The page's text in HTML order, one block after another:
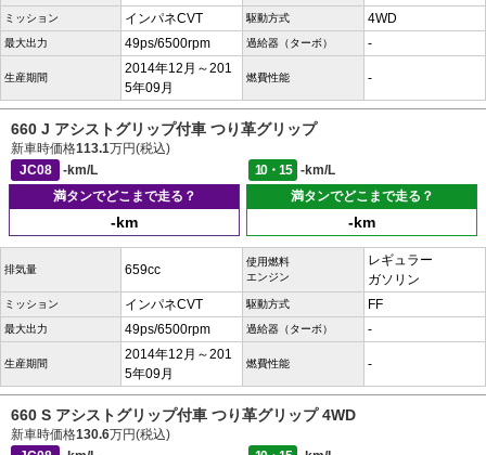
ミッション インパネCVT 駆動方式 4WD
最大出力 49ps/6500rpm 過給器（ターボ） -
生産期間
2014年12月～201
5年09月
燃費性能 -
660 J アシストグリップ付車 つり革グリップ
新車時価格113.1万円(税込)
JC08
-km/L 10・15
-km/L
満タンでどこまで走る？
-km
満タンでどこまで走る？
-km
排気量 659cc
使用燃料
エンジン
レギュラー
ガソリン
ミッション インパネCVT 駆動方式 FF
最大出力 49ps/6500rpm 過給器（ターボ） -
生産期間
2014年12月～201
5年09月
燃費性能 -
660 S アシストグリップ付車 つり革グリップ 4WD
新車時価格130.6万円(税込)